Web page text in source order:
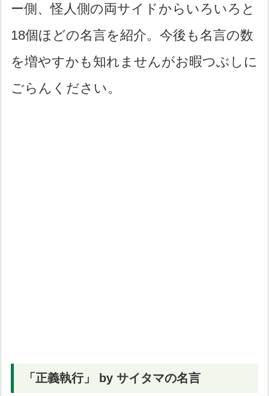
ー側、怪人側の両サイドからいろいろと
18個ほどの名言を紹介。今後も名言の数
を増やすかも知れませんがお暇つぶしに
ごらんください。
「正義執行」 by サイタマの名言